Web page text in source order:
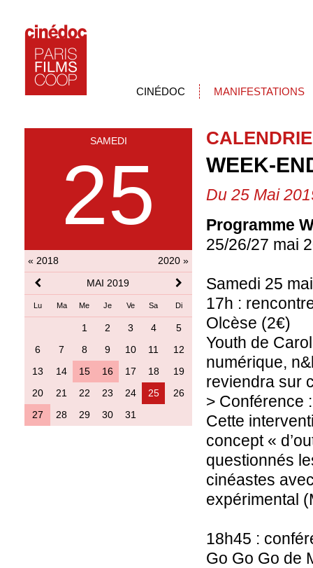
CINÉDOC MANIFESTATIONS
SAMEDI
25
« 2018
2020 »
MAI 2019
Lu Ma Me Je Ve Sa Di
1 2 3 4
5
6
7 8 9 10 11
12
13
14 15 16 17 18
19
20
21 22 23 24 25
26
27
28 29 30 31
WEEK-
Du 25 Mai
Programme
25/26/27 mai
Samedi 25 mai
17h :
Olcèse (2€)
Youth de
numérique,
reviendra sur
> Conférence :
Cette
concept «
questionnés
cinéastes
expérimental
18h45 :
Go Go Go de